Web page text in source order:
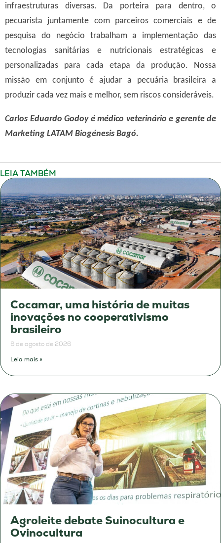
infraestruturas diversas. Da porteira para dentro, o
pecuarista juntamente com parceiros comerciais e de
pesquisa do negócio trabalham a implementação das
tecnologias sanitárias e nutricionais estratégicas e
personalizadas para cada etapa da produção. Nossa
missão em conjunto é ajudar a pecuária brasileira a
produzir cada vez mais e melhor, sem riscos consideráveis.
Carlos Eduardo Godoy é médico veterinário e gerente de
Marketing LATAM Biogénesis Bagó.
LEIA TAMBÉM
Cocamar, uma história de muitas
inovações no cooperativismo
brasileiro
6 de agosto de 2026
Leia mais »
Agroleite debate Suinocultura e
Ovinocultura